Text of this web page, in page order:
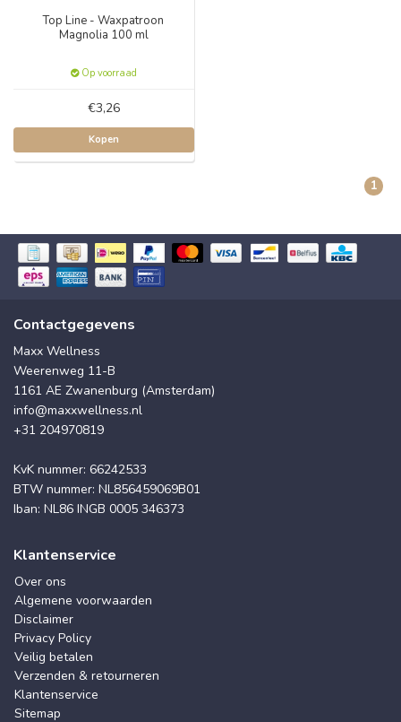
Top Line - Waxpatroon
Magnolia 100 ml
Op voorraad
€3,26
Kopen
1
Contactgegevens
Maxx Wellness
Weerenweg 11-B
1161 AE Zwanenburg (Amsterdam)
info@maxxwellness.nl
+31 204970819
KvK nummer: 66242533
BTW nummer: NL856459069B01
Iban: NL86 INGB 0005 346373
Klantenservice
Over ons
Algemene voorwaarden
Disclaimer
Privacy Policy
Veilig betalen
Verzenden & retourneren
Klantenservice
Sitemap